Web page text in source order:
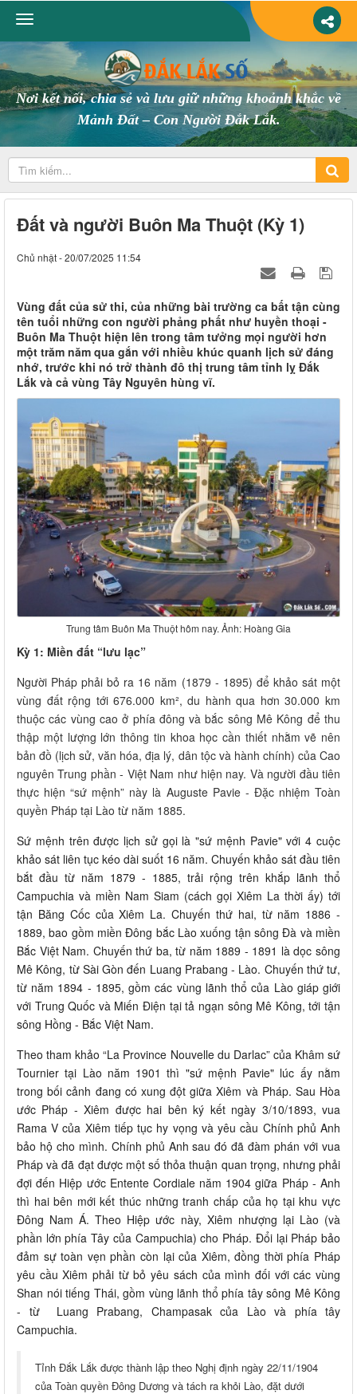
Nơi kết nối, chia sẻ và lưu giữ những khoảnh khắc về
Mảnh Đất – Con Người Đắk Lắk.
Ðất và người Buôn Ma Thuột (Kỳ 1)
Chủ nhật - 20/07/2025 11:54
Vùng đất của sử thi, của những bài trường ca bất tận cùng
tên tuổi những con người phảng phất như huyền thoại -
Buôn Ma Thuột hiện lên trong tâm tưởng mọi người hơn
một trăm năm qua gắn với nhiều khúc quanh lịch sử đáng
nhớ, trước khi nó trở thành đô thị trung tâm tỉnh lỵ Đắk
Lắk và cả vùng Tây Nguyên hùng vĩ.
Trung tâm Buôn Ma Thuột hôm nay. Ảnh: Hoàng Gia
Kỳ 1: Miền đất “lưu lạc”
Người Pháp phải bỏ ra 16 năm (1879 - 1895) để khảo sát một
vùng đất rộng tới 676.000 km², du hành qua hơn 30.000 km
thuộc các vùng cao ở phía đông và bắc sông Mê Kông để thu
thập một lượng lớn thông tin khoa học cần thiết nhằm vẽ nên
bản đồ (lịch sử, văn hóa, địa lý, dân tộc và hành chính) của Cao
nguyên Trung phần - Việt Nam như hiện nay. Và người đầu tiên
thực hiện “sứ mệnh” này là Auguste Pavie - Đặc nhiệm Toàn
quyền Pháp tại Lào từ năm 1885.
Sứ mệnh trên được lịch sử gọi là "sứ mệnh Pavie" với 4 cuộc
khảo sát liên tục kéo dài suốt 16 năm. Chuyến khảo sát đầu tiên
bắt đầu từ năm 1879 - 1885, trải rộng trên khắp lãnh thổ
Campuchia và miền Nam Siam (cách gọi Xiêm La thời ấy) tới
tận Băng Cốc của Xiêm La. Chuyến thứ hai, từ năm 1886 -
1889, bao gồm miền Đông bắc Lào xuống tận sông Đà và miền
Bắc Việt Nam. Chuyến thứ ba, từ năm 1889 - 1891 là dọc sông
Mê Kông, từ Sài Gòn đến Luang Prabang - Lào. Chuyến thứ tư,
từ năm 1894 - 1895, gồm các vùng lãnh thổ của Lào giáp giới
với Trung Quốc và Miến Điện tại tả ngạn sông Mê Kông, tới tận
sông Hồng - Bắc Việt Nam.
Theo tham khảo “La Province Nouvelle du Darlac” của Khâm sứ
Tournier tại Lào năm 1901 thì "sứ mệnh Pavie" lúc ấy nằm
trong bối cảnh đang có xung đột giữa Xiêm và Pháp. Sau Hòa
ước Pháp - Xiêm được hai bên ký kết ngày 3/10/1893, vua
Rama V của Xiêm tiếp tục hy vọng và yêu cầu Chính phủ Anh
bảo hộ cho mình. Chính phủ Anh sau đó đã đàm phán với vua
Pháp và đã đạt được một số thỏa thuận quan trọng, nhưng phải
đợi đến Hiệp ước Entente Cordiale năm 1904 giữa Pháp - Anh
thì hai bên mới kết thúc những tranh chấp của họ tại khu vực
Đông Nam Á. Theo Hiệp ước này, Xiêm nhượng lại Lào (và
phần lớn phía Tây của Campuchia) cho Pháp. Đổi lại Pháp bảo
đảm sự toàn vẹn phần còn lại của Xiêm, đồng thời phía Pháp
yêu cầu Xiêm phải từ bỏ yêu sách của mình đối với các vùng
Shan nói tiếng Thái, gồm vùng lãnh thổ phía tây sông Mê Kông
- từ Luang Prabang, Champasak của Lào và phía tây
Campuchia.
Tỉnh Đắk Lắk được thành lập theo Nghị định ngày 22/11/1904
của Toàn quyền Đông Dương và tách ra khỏi Lào, đặt dưới